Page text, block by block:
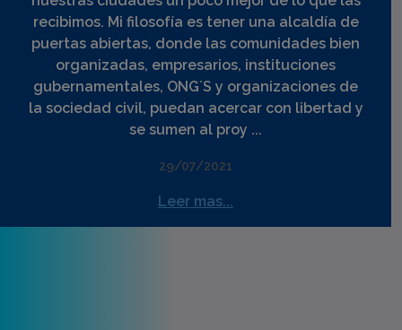
recibimos. Mi filosofía es tener una alcaldía de
puertas abiertas, donde las comunidades bien
organizadas, empresarios, instituciones
gubernamentales, ONG´S y organizaciones de
la sociedad civil, puedan acercar con libertad y
se sumen al proy ...
29/07/2021
Leer mas...